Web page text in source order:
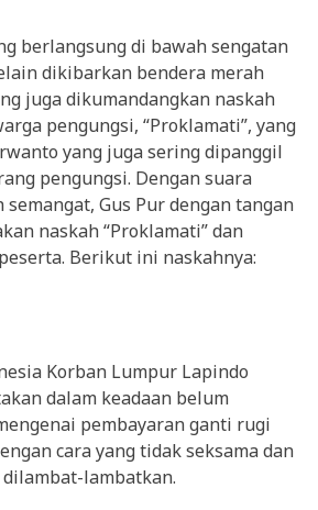
berlangsung di bawah sengatan
dikibarkan bendera merah
juga dikumandangkan naskah
pengungsi, “Proklamati”, yang
yang juga sering dipanggil
pengungsi. Dengan suara
Gus Pur dengan tangan
naskah “Proklamati” dan
Berikut ini naskahnya:
Korban Lumpur Lapindo
dalam keadaan belum
pembayaran ganti rugi
cara yang tidak seksama dan
lambatkan.